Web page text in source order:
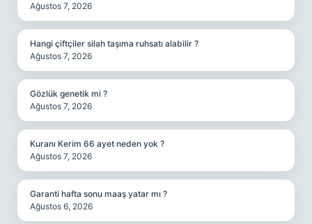
Ağustos 7, 2026
Hangi çiftçiler silah taşıma ruhsatı alabilir ?
Ağustos 7, 2026
Gözlük genetik mi ?
Ağustos 7, 2026
Kuranı Kerim 66 ayet neden yok ?
Ağustos 7, 2026
Garanti hafta sonu maaş yatar mı ?
Ağustos 6, 2026